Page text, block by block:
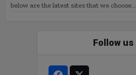
below are the latest sites that we choose…
Follow us